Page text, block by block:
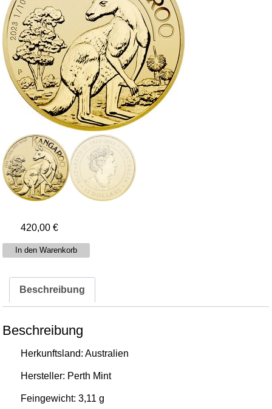
420,00€
1/10
Gold
Australien
Känguru
In den Warenkorb
Beschreibung
Beschreibung
Herkunftsland: Australien
Hersteller: Perth Mint
Feingewicht: 3,11 g